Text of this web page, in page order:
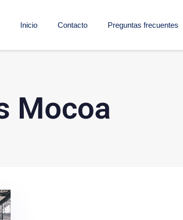
Inicio Contacto Preguntas frecuentes
Mocoa